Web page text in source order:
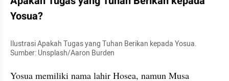
Yosua?
Ilustrasi Apakah Tugas yang Tuhan Berikan kepada Yosua.
Sumber: Unsplash/Aaron Burden
Yosua memiliki nama lahir Hosea, namun Musa